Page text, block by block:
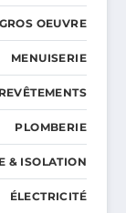
OEUVRE
MENUISERIE
PLOMBERIE
& ISOLATION
ÉLECTRICITÉ